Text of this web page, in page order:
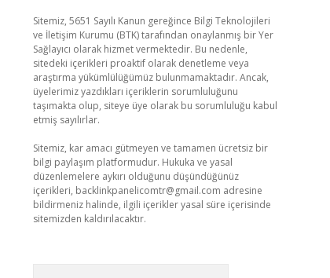
Sitemiz, 5651 Sayılı Kanun gereğince Bilgi Teknolojileri
ve İletişim Kurumu (BTK) tarafından onaylanmış bir Yer
Sağlayıcı olarak hizmet vermektedir. Bu nedenle,
sitedeki içerikleri proaktif olarak denetleme veya
araştırma yükümlülüğümüz bulunmamaktadır. Ancak,
üyelerimiz yazdıkları içeriklerin sorumluluğunu
taşımakta olup, siteye üye olarak bu sorumluluğu kabul
etmiş sayılırlar.
Sitemiz, kar amacı gütmeyen ve tamamen ücretsiz bir
bilgi paylaşım platformudur. Hukuka ve yasal
düzenlemelere aykırı olduğunu düşündüğünüz
içerikleri, backlinkpanelicomtr@gmail.com adresine
bildirmeniz halinde, ilgili içerikler yasal süre içerisinde
sitemizden kaldırılacaktır.